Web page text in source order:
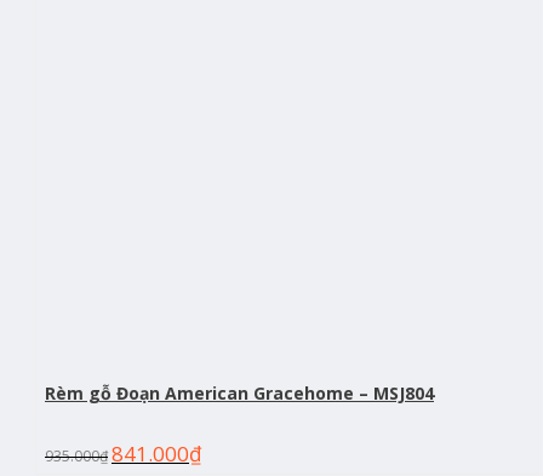
Rèm gỗ Đoạn American Gracehome – MSJ804
935.000₫841.000₫